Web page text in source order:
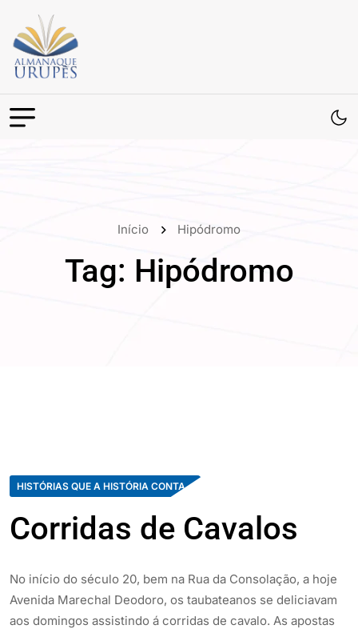
Início Hipódromo
Tag: Hipódromo
HISTÓRIAS QUE A HISTÓRIA CONTA
Corridas de Cavalos
No início do século 20, bem na Rua da Consolação, a hoje
Avenida Marechal Deodoro, os taubateanos se deliciavam
aos domingos assistindo á corridas de cavalo. As apostas